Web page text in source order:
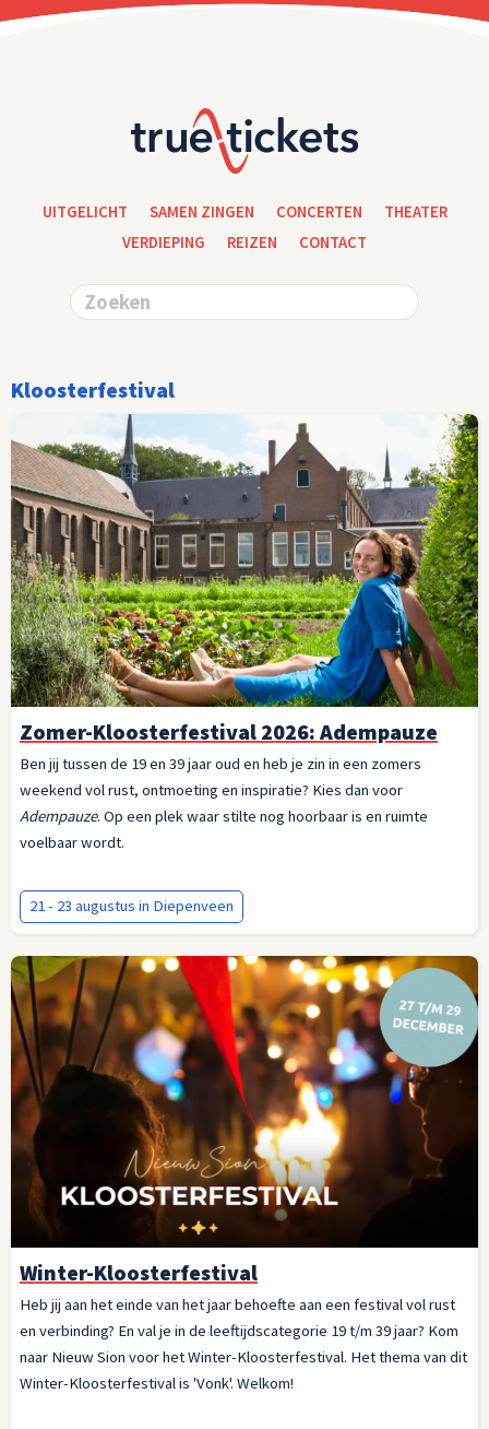
UITGELICHT SAMEN ZINGEN CONCERTEN
THEATER
VERDIEPING
REIZEN CONTACT
Kloosterfestival
Zomer-Kloosterfestival 2026: Adempauze
Ben jij tussen de 19 en 39 jaar oud en heb je zin in een zomers
weekend vol rust, ontmoeting en inspiratie? Kies dan voor
Adempauze. Op een plek waar stilte nog hoorbaar is en ruimte
voelbaar wordt.
21 - 23 augustus in Diepenveen
Winter-Kloosterfestival
Heb jij aan het einde van het jaar behoefte aan een festival vol rust
en verbinding? En val je in de leeftijdscategorie 19 t/m 39 jaar? Kom
naar Nieuw Sion voor het Winter-Kloosterfestival. Het thema van dit
Winter-Kloosterfestival is 'Vonk'. Welkom!